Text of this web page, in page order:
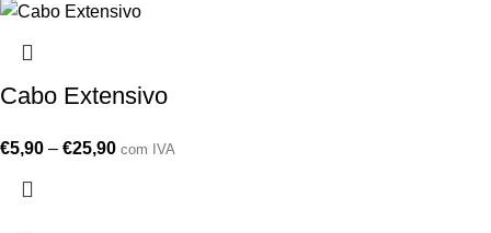
Cabo Extensivo
€5,90 – €25,90 com IVA